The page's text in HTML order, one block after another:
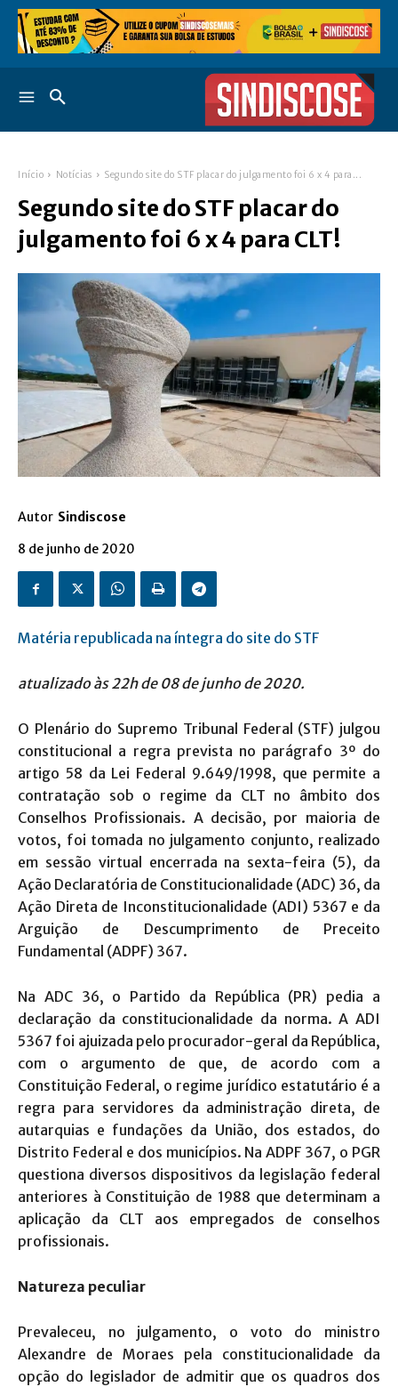
Início Notícias Segundo site do STF placar do julgamento foi 6 x 4 para...
Segundo site do STF placar do
julgamento foi 6 x 4 para CLT!
Autor Sindiscose
8 de junho de 2020
Matéria republicada na íntegra do site do STF
atualizado às 22h de 08 de junho de 2020.
O Plenário do Supremo Tribunal Federal (STF) julgou
constitucional a regra prevista no parágrafo 3º do
artigo 58 da Lei Federal 9.649/1998, que permite a
contratação sob o regime da CLT no âmbito dos
Conselhos Profissionais. A decisão, por maioria de
votos, foi tomada no julgamento conjunto, realizado
em sessão virtual encerrada na sexta-feira (5), da
Ação Declaratória de Constitucionalidade (ADC) 36, da
Ação Direta de Inconstitucionalidade (ADI) 5367 e da
Arguição de Descumprimento de Preceito
Fundamental (ADPF) 367.
Na ADC 36, o Partido da República (PR) pedia a
declaração da constitucionalidade da norma. A ADI
5367 foi ajuizada pelo procurador-geral da República,
com o argumento de que, de acordo com a
Constituição Federal, o regime jurídico estatutário é a
regra para servidores da administração direta, de
autarquias e fundações da União, dos estados, do
Distrito Federal e dos municípios. Na ADPF 367, o PGR
questiona diversos dispositivos da legislação federal
anteriores à Constituição de 1988 que determinam a
aplicação da CLT aos empregados de conselhos
profissionais.
Natureza peculiar
Prevaleceu, no julgamento, o voto do ministro
Alexandre de Moraes pela constitucionalidade da
opção do legislador de admitir que os quadros dos